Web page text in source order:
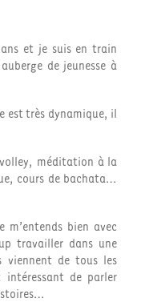
et je suis en train
de jeunesse à
est très dynamique, il
méditation à la
cours de bachata…
m’entends bien avec
travailler dans une
viennent de tous les
intéressant de parler